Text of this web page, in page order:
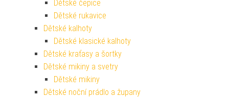
Dětské čepice
Dětské rukavice
Dětské kalhoty
Dětské klasické kalhoty
Dětské kraťasy a šortky
Dětské mikiny a svetry
Dětské mikiny
Dětské noční prádlo a župany